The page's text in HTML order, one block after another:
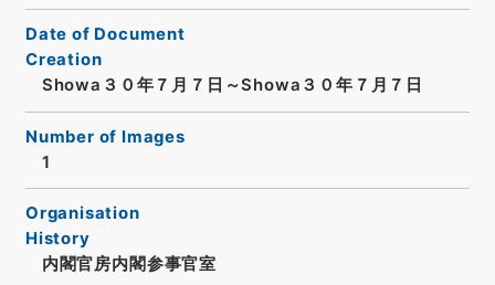
Date of Document
Creation
Showa３０年７月７日～Showa３０年７月７日
Number of Images
1
Organisation
History
内閣官房内閣参事官室